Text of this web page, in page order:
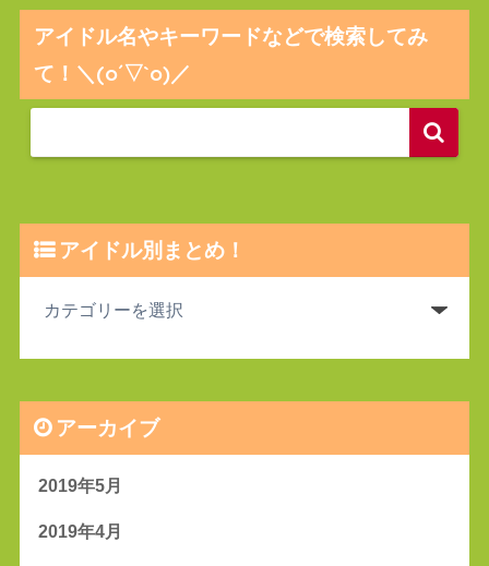
アイドル名やキーワードなどで検索してみ
て！＼(o´▽`o)／
アイドル別まとめ！
アーカイブ
2019年5月
2019年4月